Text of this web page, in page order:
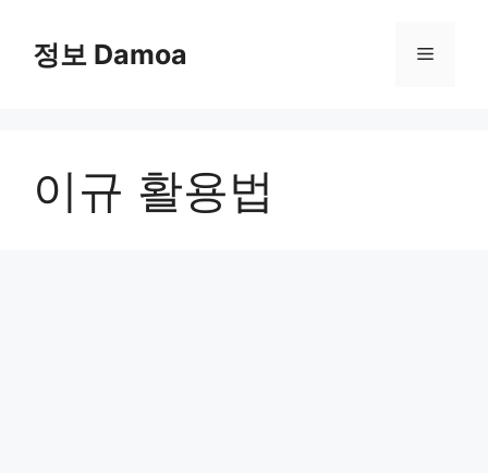
content정보 Damoa Menu
이규 활용법